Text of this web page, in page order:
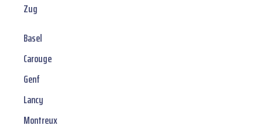
Zug
Basel
Carouge
Genf
Lancy
Montreux